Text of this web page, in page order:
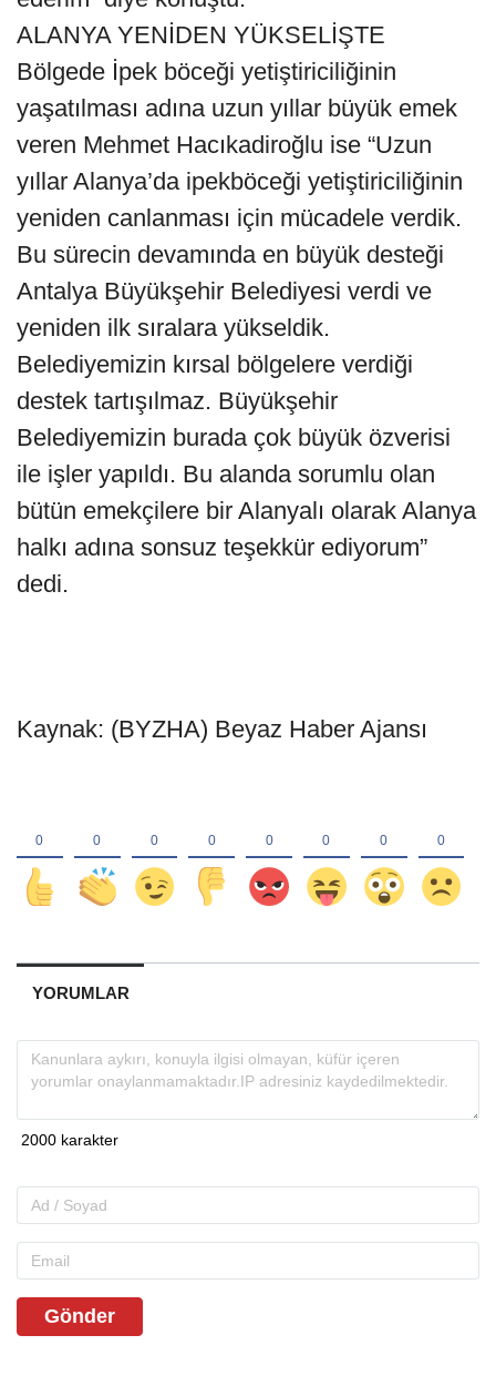
ALANYA YENİDEN YÜKSELİŞTE
Bölgede İpek böceği yetiştiriciliğinin
yaşatılması adına uzun yıllar büyük emek
veren Mehmet Hacıkadiroğlu ise “Uzun
yıllar Alanya’da ipekböceği yetiştiriciliğinin
yeniden canlanması için mücadele verdik.
Bu sürecin devamında en büyük desteği
Antalya Büyükşehir Belediyesi verdi ve
yeniden ilk sıralara yükseldik.
Belediyemizin kırsal bölgelere verdiği
destek tartışılmaz. Büyükşehir
Belediyemizin burada çok büyük özverisi
ile işler yapıldı. Bu alanda sorumlu olan
bütün emekçilere bir Alanyalı olarak Alanya
halkı adına sonsuz teşekkür ediyorum”
dedi.
Kaynak: (BYZHA) Beyaz Haber Ajansı
YORUMLAR
Gönder